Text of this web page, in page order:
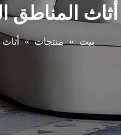
أثاث المناطق
بيت » منتجات »